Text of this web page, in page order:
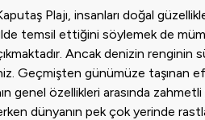
Plajı, insanları doğal
temsil ettiğini söylemek de
Ancak denizin renginin
Geçmişten günümüze taşınan
genel özellikleri arasında
dünyanın pek çok yerinde